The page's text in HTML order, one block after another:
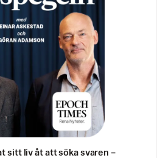
sitt liv åt att söka svaren –